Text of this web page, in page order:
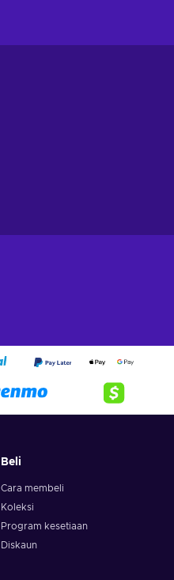
Beli
Cara membeli
Koleksi
Program kesetiaan
Diskaun